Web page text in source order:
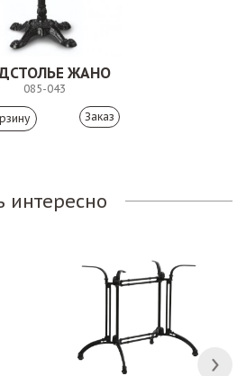
ЖАНО
085-043
Заказ
интересно